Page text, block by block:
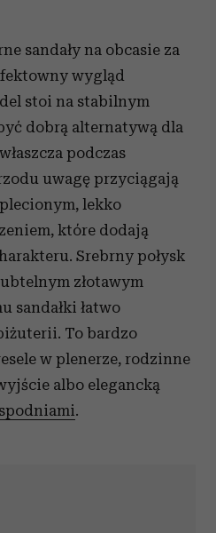
sandały na obcasie za
wygląd
stoi na stabilnym
dobrą alternatywą dla
podczas
uwagę przyciągają
lekko
które dodają
Srebrny połysk
złotawym
sandałki łatwo
To bardzo
w plenerze, rodzinne
albo elegancką
.